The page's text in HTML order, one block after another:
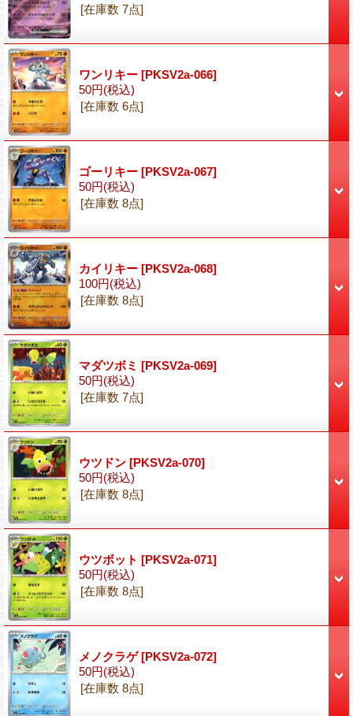
[在庫数 7点]
ワンリキー [PKSV2a-066]
50円(税込)
[在庫数 6点]
ゴーリキー [PKSV2a-067]
50円(税込)
[在庫数 8点]
カイリキー [PKSV2a-068]
100円(税込)
[在庫数 8点]
マダツボミ [PKSV2a-069]
50円(税込)
[在庫数 7点]
ウツドン [PKSV2a-070]
50円(税込)
[在庫数 8点]
ウツボット [PKSV2a-071]
50円(税込)
[在庫数 8点]
メノクラゲ[PKSV2a-072]
50円(税込)
[在庫数 8点]